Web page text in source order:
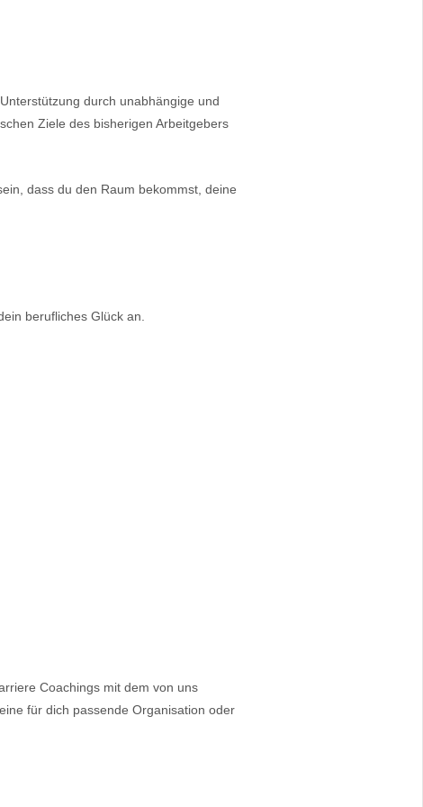
durch unabhängige und
Ziele des bisherigen Arbeitgebers
dass du den Raum bekommst, deine
berufliches Glück an.
Coachings mit dem von uns
für dich passende Organisation oder